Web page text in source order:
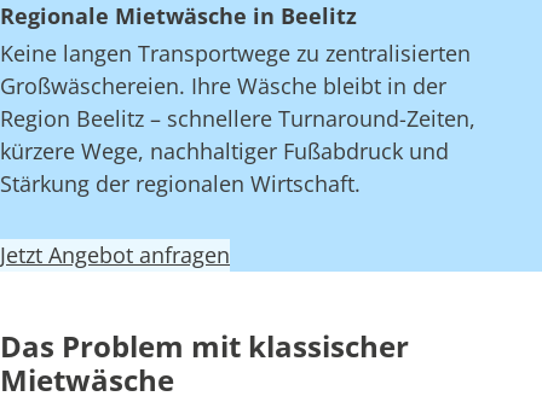
Regionale Mietwäsche in Beelitz
Keine langen Transportwege zu zentralisierten
Großwäschereien. Ihre Wäsche bleibt in der
Region Beelitz – schnellere Turnaround-Zeiten,
kürzere Wege, nachhaltiger Fußabdruck und
Stärkung der regionalen Wirtschaft.
Jetzt Angebot anfragen
Das Problem mit klassischer
Mietwäsche